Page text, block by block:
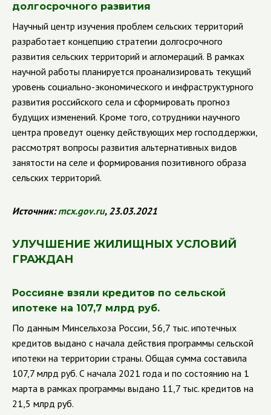
долгосрочного развития
Научный центр изучения проблем сельских территорий
разработает концепцию стратегии долгосрочного
развития сельских территорий и агломераций. В рамках
научной работы планируется проанализировать текущий
уровень социально-экономического и инфраструктурного
развития российского села и сформировать прогноз
будущих изменений. Кроме того, сотрудники научного
центра проведут оценку действующих мер господдержки,
рассмотрят вопросы развития альтернативных видов
занятости на селе и формирования позитивного образа
сельских территорий.
Источник:mcx.gov.ru, 23.03.2021
УЛУЧШЕНИЕ ЖИЛИЩНЫХ УСЛОВИЙ
ГРАЖДАН
Россияне взяли кредитов по сельской
ипотеке на 107,7 млрд руб.
По данным Минсельхоза России, 56,7 тыс. ипотечных
кредитов выдано с начала действия программы сельской
ипотеки на территории страны. Общая сумма составила
107,7 млрд руб. С начала 2021 года и по состоянию на 1
марта в рамках программы выдано 11,7 тыс. кредитов на
21,5 млрд руб.